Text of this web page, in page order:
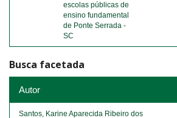
escolas públicas de
ensino fundamental
de Ponte Serrada -
SC
Busca facetada
Autor
Santos, Karine Aparecida Ribeiro dos